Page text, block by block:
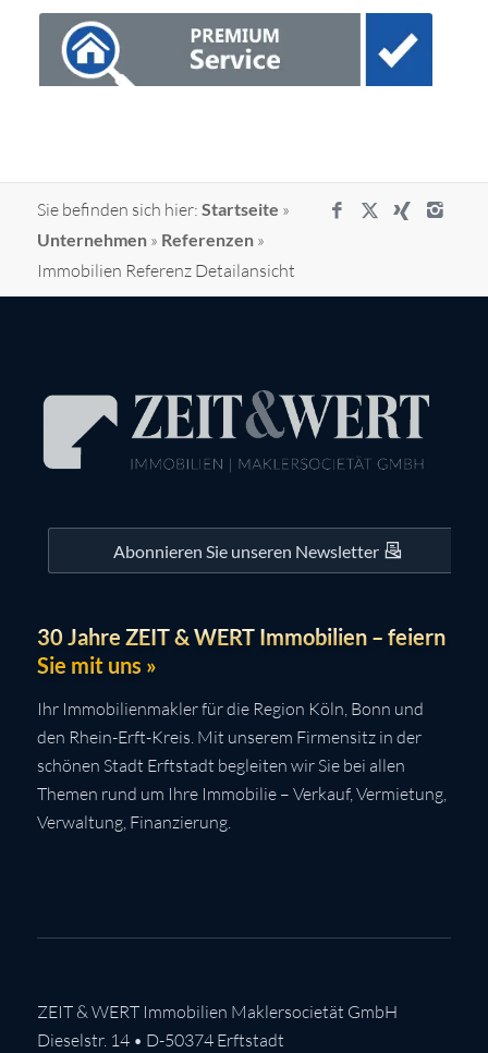
Sie befinden sich hier: Startseite »
Unternehmen» Referenzen»
Immobilien Referenz Detailansicht
Abonnieren Sie unseren Newsletter
30 Jahre ZEIT & WERT Immobilien – feiern
Sie mit uns »
Ihr Immobilienmakler für die Region Köln, Bonn und
den Rhein-Erft-Kreis. Mit unserem Firmensitz in der
schönen Stadt Erftstadt begleiten wir Sie bei allen
Themen rund um Ihre Immobilie – Verkauf, Vermietung,
Verwaltung, Finanzierung.
ZEIT & WERT Immobilien Maklersocietät GmbH
Dieselstr. 14 • D-50374 Erftstadt